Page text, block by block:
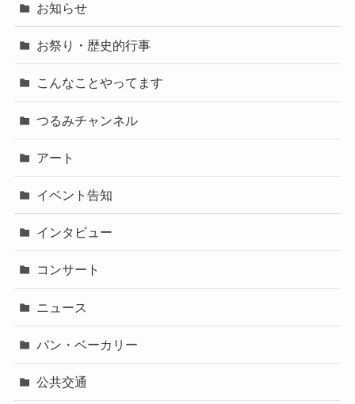
お知らせ
お祭り・歴史的行事
こんなことやってます
つるみチャンネル
アート
イベント告知
インタビュー
コンサート
ニュース
パン・ベーカリー
公共交通